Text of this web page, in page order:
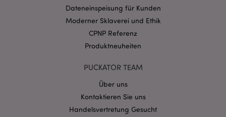
Dateneinspeisung für Kunden
Moderner Sklaverei und Ethik
CPNP Referenz
Produktneuheiten
PUCKATOR TEAM
Über uns
Kontaktieren Sie uns
Handelsvertretung Gesucht